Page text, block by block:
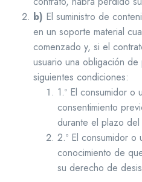
b) El suministro de
en un soporte material
comenzado y, si el
usuario una obligación
siguientes condiciones:
1.º El consumidor o
consentimiento
durante el plazo
2.º El consumidor o
conocimiento de
su derecho de